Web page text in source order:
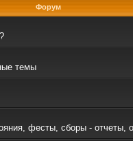
Форум
темы
фесты, сборы - отчеты,